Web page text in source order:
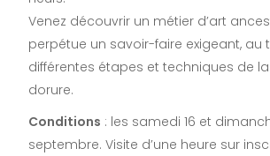
Venez découvrir un métier d’art
perpétue un savoir-faire exigeant, au
différentes étapes et techniques de
dorure.
Conditions : les samedi 16 et
septembre. Visite d’une heure sur